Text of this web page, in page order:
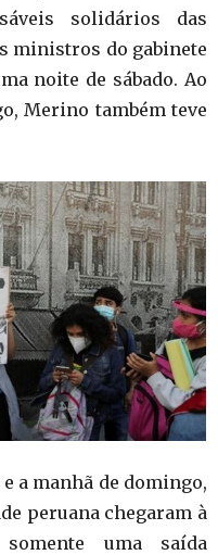
solidários das
ministros do gabinete
noite de sábado. Ao
Merino também teve
a manhã de domingo,
peruana chegaram à
uma saída